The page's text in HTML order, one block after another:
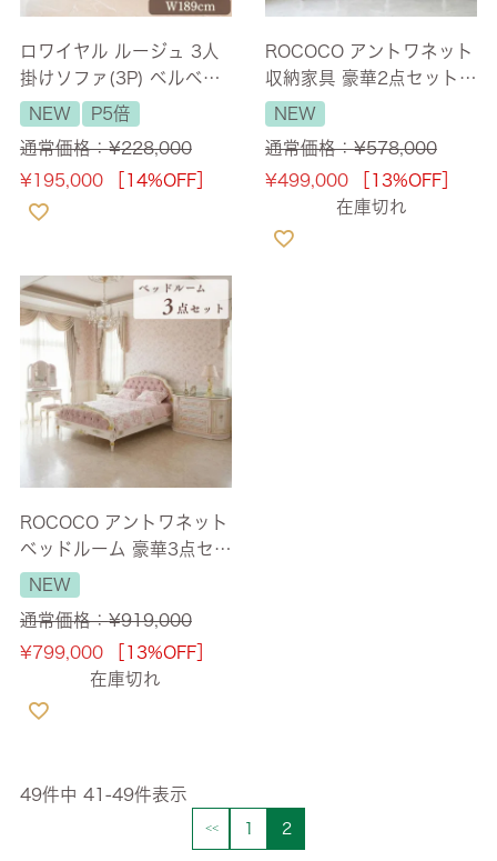
ロワイヤル ルージュ 3人
掛けソファ(3P) ベルベッ
ト レッド 幅189cm 【送
料無料/設置サービス付】
NEW
P5倍
通常価格：¥228,000
¥195,000 ［14%OFF］
ROCOCO アントワネット
収納家具 豪華2点セット
キャビネット＆サイドボ
ード 【送料無料/設置サー
ビス付】
NEW
通常価格：¥578,000
¥499,000
［13%OFF］
在庫切れ
ROCOCO アントワネット
ベッドルーム 豪華3点セッ
ト 【送料無料/設置サービ
ス付】
NEW
通常価格：¥919,000
¥799,000
［13%OFF］
在庫切れ
49件中 41 -49件表示
1 2